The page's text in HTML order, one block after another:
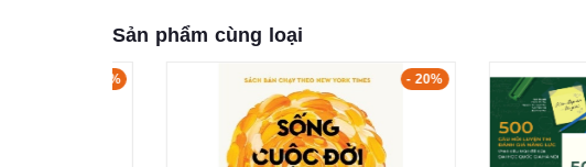
Sản phẩm cùng loại
- 20%